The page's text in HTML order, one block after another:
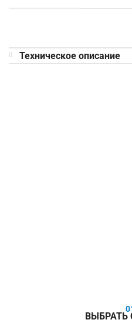
Техническое описание
ВЫБРАТЬ